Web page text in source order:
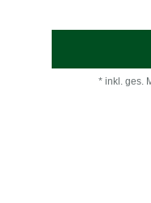
* inkl. ges.